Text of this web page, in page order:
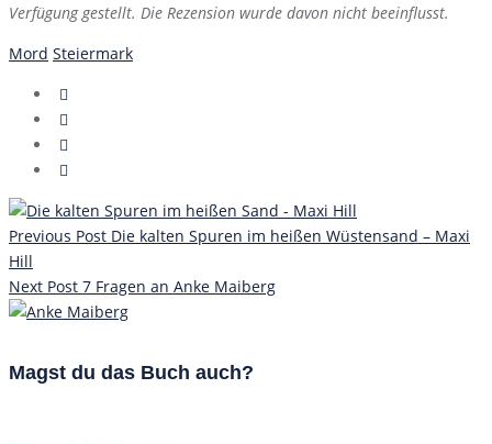
Verfügung gestellt. Die Rezension wurde davon nicht beeinflusst.
Mord Steiermark
Previous Post Die kalten Spuren im heißen Wüstensand – Maxi
Hill
Next Post 7 Fragen an Anke Maiberg
Magst du das Buch auch?